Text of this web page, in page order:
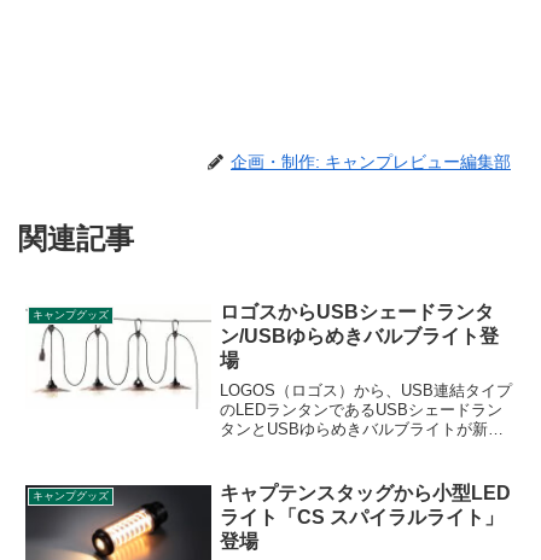
企画・制作: キャンプレビュー編集部
関連記事
キャンプグッズ
ロゴスからUSBシェードランタ
ン/USBゆらめきバルブライト登
場
LOGOS（ロゴス）から、USB連結タイプ
のLEDランタンであるUSBシェードラン
タンとUSBゆらめきバルブライトが新た
タイプがあります。詳細をレビューしま
す。
キャンプグッズ
キャプテンスタッグから小型LED
ライト「CS スパイラルライト」
登場